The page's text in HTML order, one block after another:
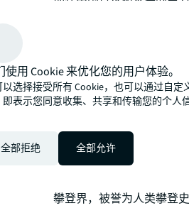
表示，“我们
此次挑战赛除正式比赛项
多有兴趣但尚未尝试过攀
佳造型奖”等环节则旨在
除了举办挑战赛外，仲量
伙伴的积极协作。尤其值
斯卡最佳纪录长片——徒
手攀岩》记录了知名攀岩
最高峰”美国约塞米蒂国
攀登界，被誉为人类攀登
使用 Cookie 来优化您的用户体验。
选择接受所有 Cookie，也可以通过自定
即表示您同意收集、共享和传输您的个人
全部拒绝 全部允许